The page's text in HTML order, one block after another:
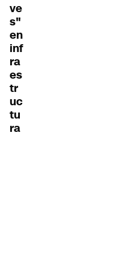
ve
s"
en
inf
ra
es
tr
uc
tu
ra